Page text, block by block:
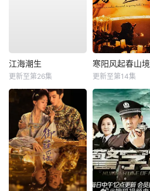
江海潮生
更新至第26集
寒阳风起春山境
更新至第14集